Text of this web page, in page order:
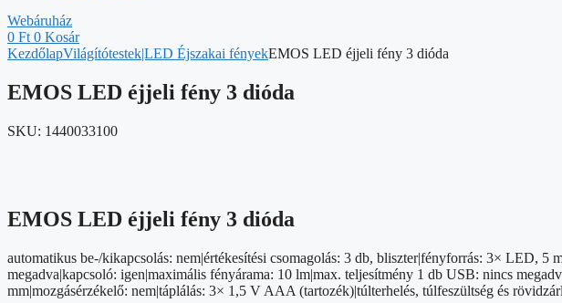
Webáruház
0 Ft 0 Kosár
KezdőlapVilágítótestek|LED Éjszakai fényekEMOS LED éjjeli fény 3 dióda
EMOS LED éjjeli fény 3 dióda
SKU: 1440033100
EMOS LED éjjeli fény 3 dióda
automatikus be-/kikapcsolás: nem|értékesítési csomagolás: 3 db, bliszter|fényforrás: 3× LED,
megadva|kapcsoló: igen|maximális fényárama: 10 lm|max. teljesítmény 1 db USB: nincs
mm|mozgásérzékelő: nem|táplálás: 3× 1,5 V AAA (tartozék)|túlterhelés, túlfeszültség és